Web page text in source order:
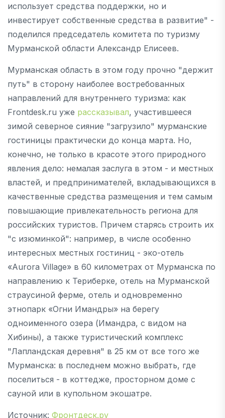
использует средства поддержки, но и
инвестирует собственные средства в развитие" -
поделился председатель комитета по туризму
Мурманской области Александр Елисеев.
Мурманская область в этом году прочно "держит
путь" в сторону наиболее востребованных
направлений для внутреннего туризма: как
Frontdesk.ru уже рассказывал, участившееся
зимой северное сияние "загрузило" мурманские
гостиницы практически до конца марта. Но,
конечно, не только в красоте этого природного
явления дело: немалая заслуга в этом - и местных
властей, и предпринимателей, вкладывающихся в
качественные средства размещения и тем самым
повышающие привлекательность региона для
российских туристов. Причем старясь строить их
"с изюминкой": например, в числе особенно
интересных местных гостиниц - эко-отель
«Aurora Village» в 60 километрах от Мурманска по
направлению к Териберке, отель на Мурманской
страусиной ферме, отель и одновременно
этнопарк «Огни Имандры» на берегу
одноименного озера (Имандра, с видом на
Хибины), а также туристический комплекс
"Лапландская деревня" в 25 км от все того же
Мурманска: в последнем можно выбрать, где
поселиться - в коттедже, просторном доме с
сауной или в купольном экошатре.
Источник: Фронтдеск.ру